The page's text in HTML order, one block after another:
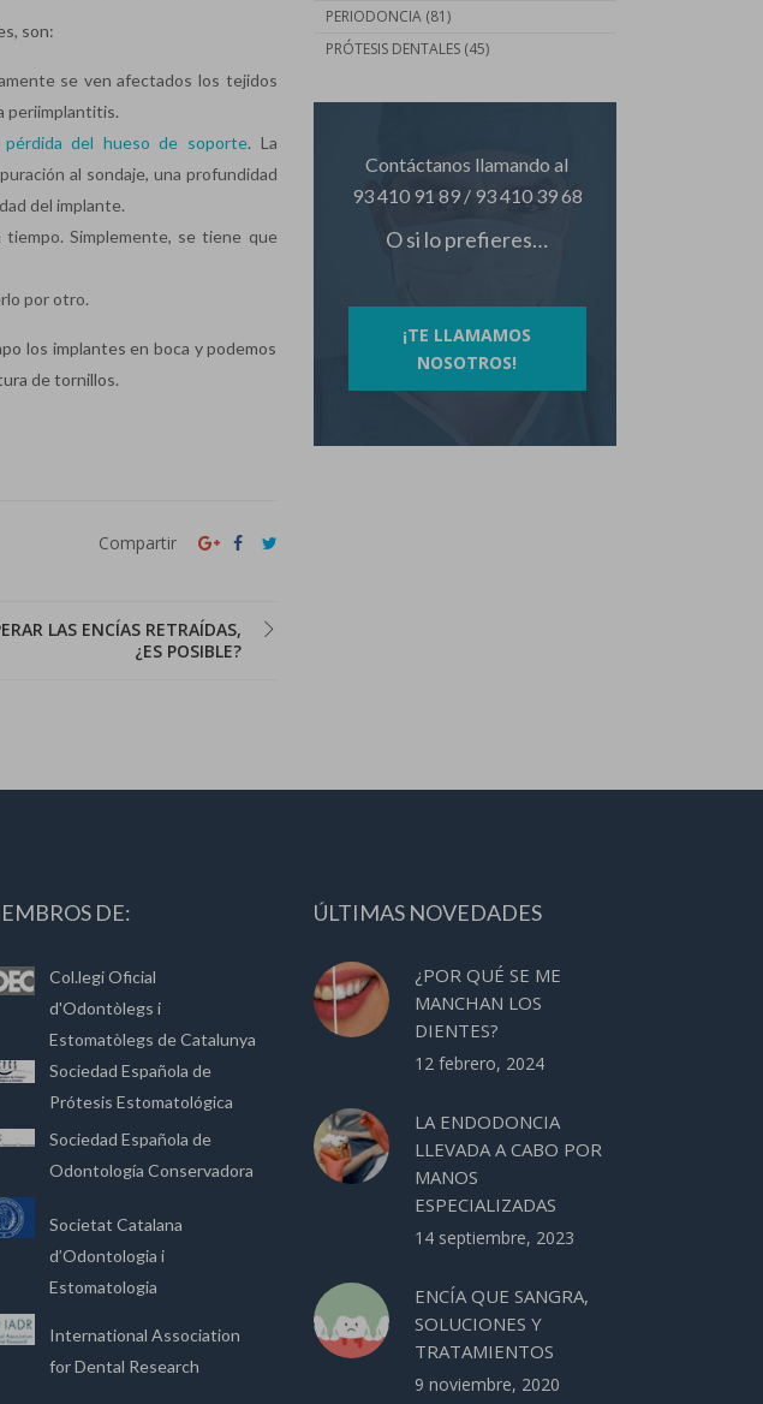
son:
se ven afectados los tejidos
periimplantitis.
del hueso de soporte. La
al sondaje, una profundidad
del implante.
Simplemente, se tiene que
por otro.
los implantes en boca y podemos
de tornillos.
Compartir
LAS ENCÍAS RETRAÍDAS,
¿ES POSIBLE?
PERIODONCIA(81)
PRÓTESIS DENTALES(45)
Contáctanos llamando al
93 410 91 89/ 93 410 39 68
O si lo prefieres…
¡TE LLAMAMOS
NOSOTROS!
DE:
Col.legi Oficial
d'Odontòlegs i
Estomatòlegs de Catalunya
Sociedad Española de
Prótesis Estomatológica
Sociedad Española de
Odontología Conservadora
Societat Catalana
d’Odontologia i
Estomatologia
International Association
for Dental Research
ÚLTIMAS NOVEDADES
¿POR QUÉ SE ME
MANCHAN LOS
DIENTES?
12 febrero, 2024
LA ENDODONCIA
LLEVADA A CABO POR
MANOS
ESPECIALIZADAS
14 septiembre, 2023
ENCÍA QUE SANGRA,
SOLUCIONES Y
TRATAMIENTOS
9 noviembre, 2020